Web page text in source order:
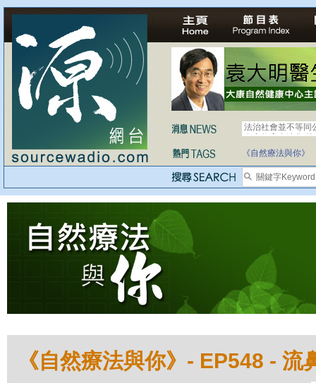
法治社會並不等同
自家教育合法化-
《自然療法與你》
《自然療法與你》- EP548 - 流